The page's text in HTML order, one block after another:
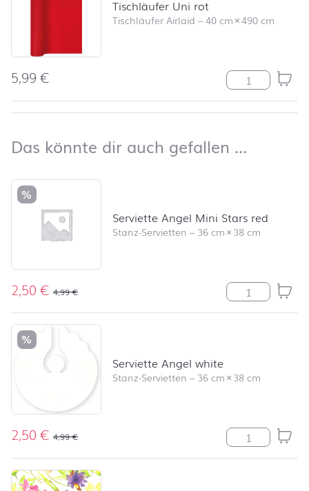
Tischläufer Uni rot
Tischläufer Airlaid –40 cm×490 cm
5,99€ Tischläufer
Das könnte dir auch gefallen …
Produktliste überspringen und zum Filter springen
%
Serviette Angel Mini Stars red
Stanz-Servietten –36 cm×38 cm
2,50€ 4,99€ Serviette
%
Serviette Angel white
Stanz-Servietten –36 cm×38 cm
2,50€ 4,99€ Serviette